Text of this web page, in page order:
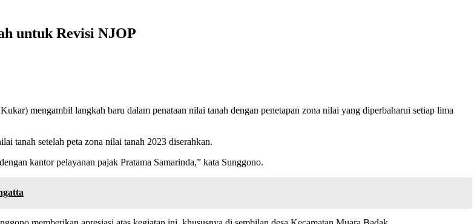
untuk Revisi NJOP
mengambil langkah baru dalam penataan nilai tanah dengan penetapan zona nilai yang diperbaharui setiap lima
tanah setelah peta zona nilai tanah 2023 diserahkan.
kantor pelayanan pajak Pratama Samarinda,” kata Sunggono.